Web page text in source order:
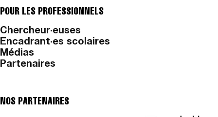
POUR LES PROFESSIONNELS
Chercheur·euses
Encadrant·es scolaires
Médias
Partenaires
NOS PARTENAIRES